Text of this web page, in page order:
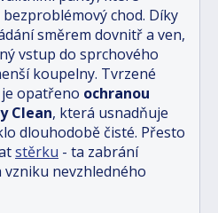
chod. Díky
směrem dovnitř a ven,
vstup do sprchového
koupelny. Tvrzené
je opatřeno ochranou
Clean, která usnadňuje
dlouhodobě čisté. Přesto
stěrku - ta zabrání
vzniku nevzhledného